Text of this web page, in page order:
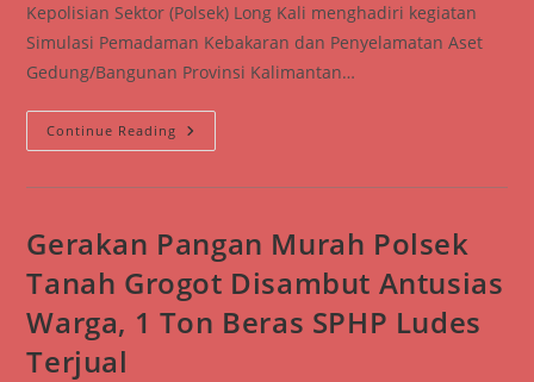
Kepolisian Sektor (Polsek) Long Kali menghadiri kegiatan
Simulasi Pemadaman Kebakaran dan Penyelamatan Aset
Gedung/Bangunan Provinsi Kalimantan…
Continue Reading TINGKATKAN
KESIAPSIAGAN
SIMULASI
PEMADAMAN
KEBAKARAN
DI
SMAN
1
Gerakan Pangan Murah Polsek
Tanah Grogot Disambut Antusias
Warga, 1 Ton Beras SPHP Ludes
Terjual